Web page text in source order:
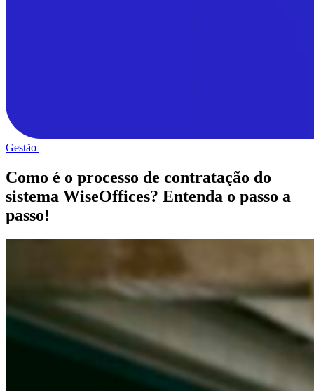
Gestão
Como é o processo de contratação do
sistema WiseOffices? Entenda o passo a
passo!